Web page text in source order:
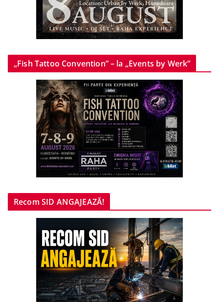
„Fish Tattoo Convention” – la „Events by Werk”
Recom SID ANGAJEAZĂ!